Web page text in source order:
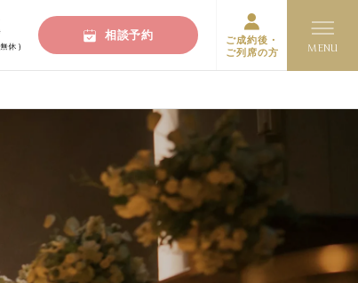
相談予約
ご成約後・
ご列席の方